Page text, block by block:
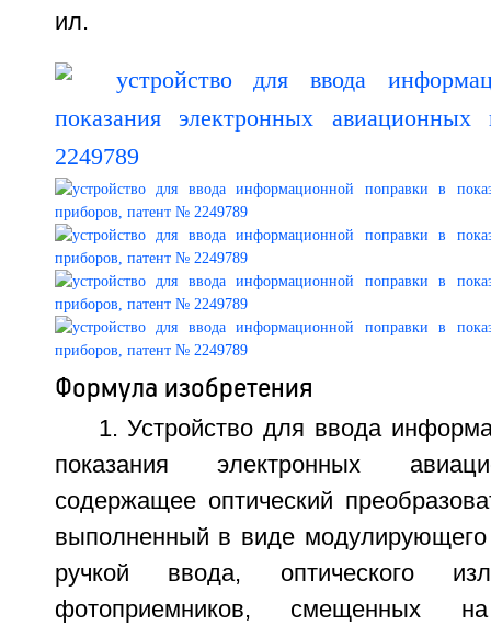
ил.
Формула изобретения
1. Устройство для ввода
показания электронных
содержащее оптический
выполненный в виде модулирующего
ручкой ввода, оптического
фотоприемников, смещенных